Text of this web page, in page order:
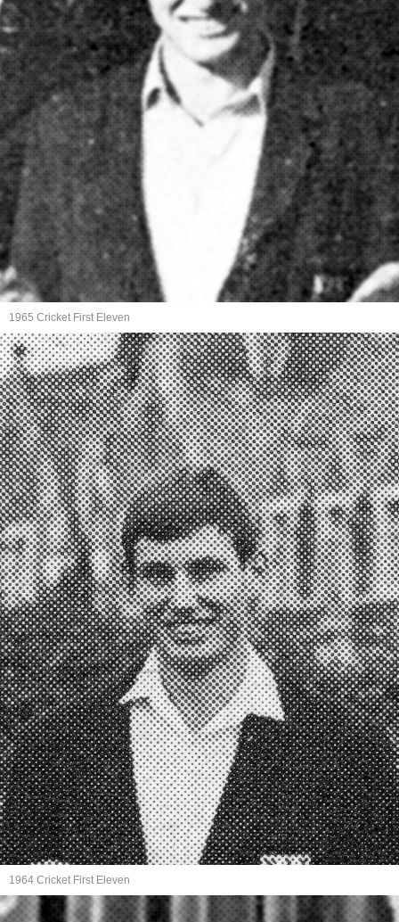
1965 Cricket First Eleven
1964 Cricket First Eleven